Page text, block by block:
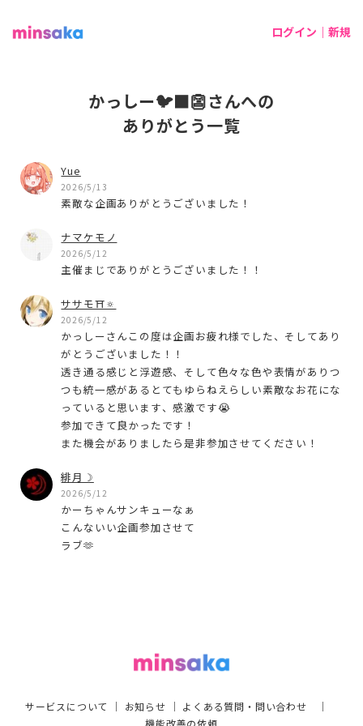
ログイン｜新規
かっしー🐦‍⬛👺さんへの
ありがとう一覧
Yue
2026/5/13
素敵な企画ありがとうございました！
ナマケモノ
2026/5/12
主催まじでありがとうございました！！
ササモ⛩️🔅
2026/5/12
かっしーさんこの度は企画お疲れ様でした、そしてあり
がとうございました！！
透き通る感じと浮遊感、そして色々な色や表情がありつ
つも統一感があるとてもゆらねえらしい素敵なお花にな
っていると思います、感激です😭
参加できて良かったです！
また機会がありましたら是非参加させてください！
緋月☽
2026/5/12
かーちゃんサンキューなぁ
こんないい企画参加させて
ラブ🫶
サービスについて ｜ お知らせ ｜ よくある質問・問い合わせ ｜